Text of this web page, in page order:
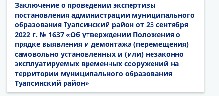
Заключение о проведении экспертизы
постановления администрации муниципального
образования Туапсинский район от 23 сентября
2022 г. № 1637 «Об утверждении Положения о
прядке выявления и демонтажа (перемещения)
самовольно установленных и (или) незаконно
эксплуатируемых временных сооружений на
территории муниципального образования
Туапсинский район»